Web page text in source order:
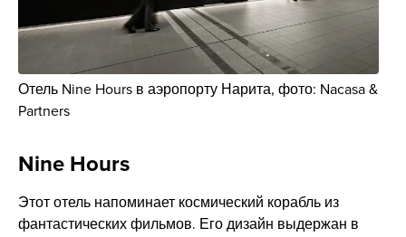
Отель Nine Hours в аэропорту Нарита, фото: Nacasa &
Partners
Nine Hours
Этот отель напоминает космический корабль из
фантастических фильмов. Его дизайн выдержан в